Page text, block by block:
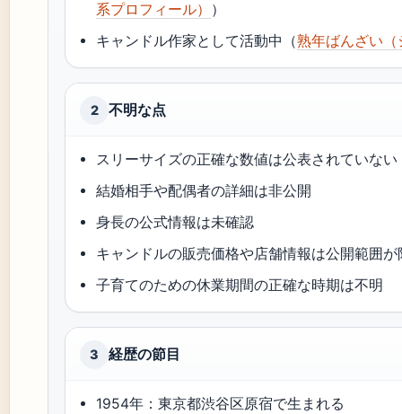
系プロフィール） ）
キャンドル作家として活動中（熟年ばんざい
2 不明な点
スリーサイズの正確な数値は公表されていない
結婚相手や配偶者の詳細は非公開
身長の公式情報は未確認
キャンドルの販売価格や店舗情報は公開範囲が
子育てのための休業期間の正確な時期は不明
3 経歴の節目
1954年：東京都渋谷区原宿で生まれる